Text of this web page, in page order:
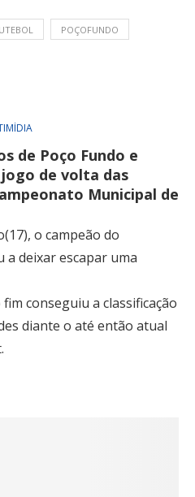
POÇOFUNDO
de Poço Fundo e
de volta das
Municipal de
o campeão do
a deixar escapar uma
conseguiu a classificação
diante o até então atual